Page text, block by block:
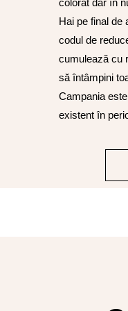
colorat dar în
Hai pe final de
codul de
cumulează cu
să întâmpini
Campania
existent în